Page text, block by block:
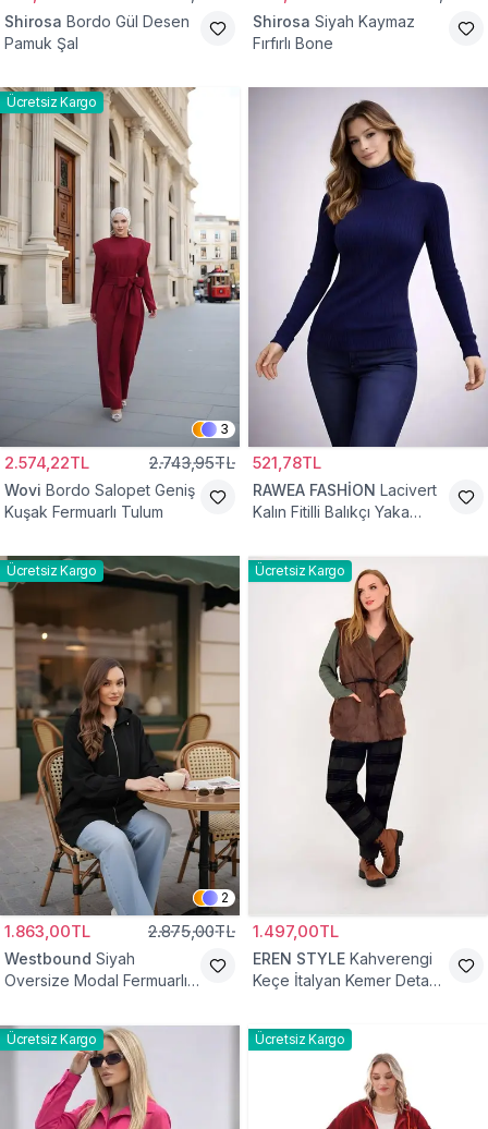
Shirosa Bordo Gül Desen
Pamuk Şal
Shirosa Siyah Kaymaz
Fırfırlı Bone
Ücretsiz Kargo
3
2.574,22TL 2.743,95TL
Wovi Bordo Salopet Geniş
Kuşak Fermuarlı Tulum
521,78TL
RAWEA FASHİON Lacivert
Kalın Fitilli Balıkçı Yaka
Ücretsiz Kargo
2
1.863,00TL 2.875,00TL
Westbound Siyah
Oversize Modal Fermuarlı
Ücretsiz Kargo
1.497,00TL
EREN STYLE Kahverengi
Keçe İtalyan Kemer Detaylı
Ücretsiz Kargo Ücretsiz Kargo